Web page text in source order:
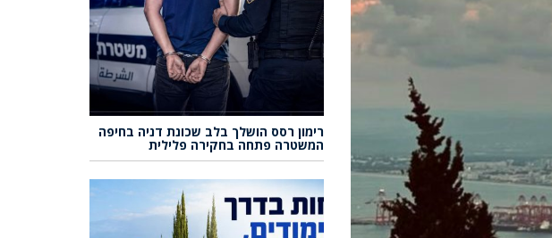
רימון רסס הושלך בלב שכונת דניה בחיפה
המשטרה פתחה בחקירה פלילית